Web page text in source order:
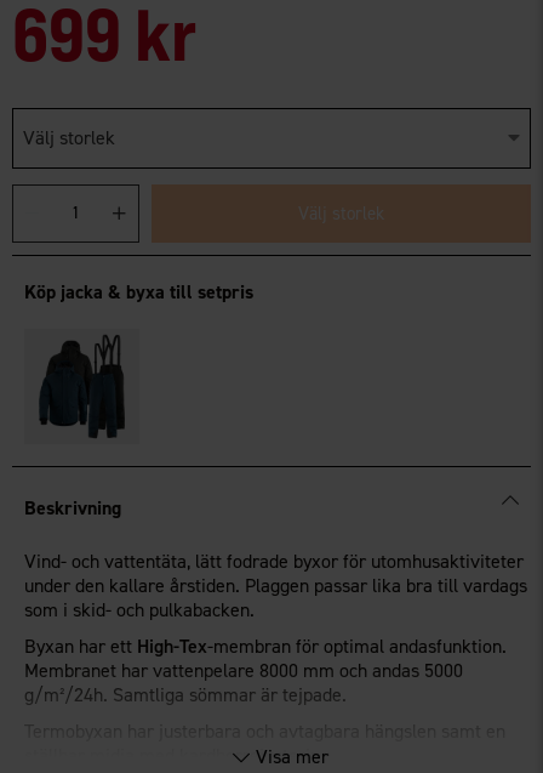
699 kr
Välj storlek
Välj storlek
Köp jacka & byxa till setpris
Beskrivning
Vind- och vattentäta, lätt fodrade byxor för utomhusaktiviteter
under den kallare årstiden. Plaggen passar lika bra till vardags
som i skid- och pulkabacken.
Byxan har ett High-Tex-membran för optimal andasfunktion.
Membranet har vattenpelare 8000 mm och andas 5000
g/m²/24h. Samtliga sömmar är tejpade.
ställbar midja med kardborrejustering.
Visa mer